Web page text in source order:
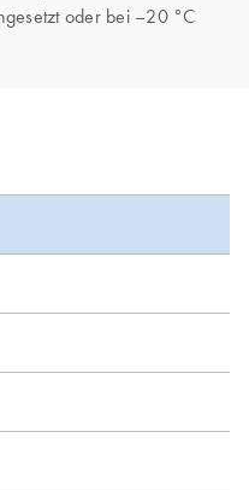
oder bei –20 °C